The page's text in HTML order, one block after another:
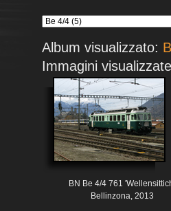
Album visualizzato:
Immagini
BN Be 4/4 761
Bellinzona, 2013